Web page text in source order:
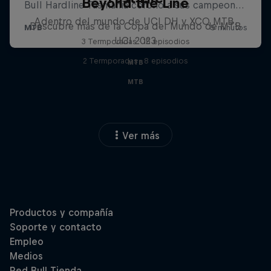
Adentro del mundo de UCI DH y XCO MTB.
3 Termporadas · 15 episodios
MTB
Beyond the Line
Descubre más de la Copa del Mundo de MTB
UCI 2023
2 Termporadas · 8 episodios
MTB
Ver más